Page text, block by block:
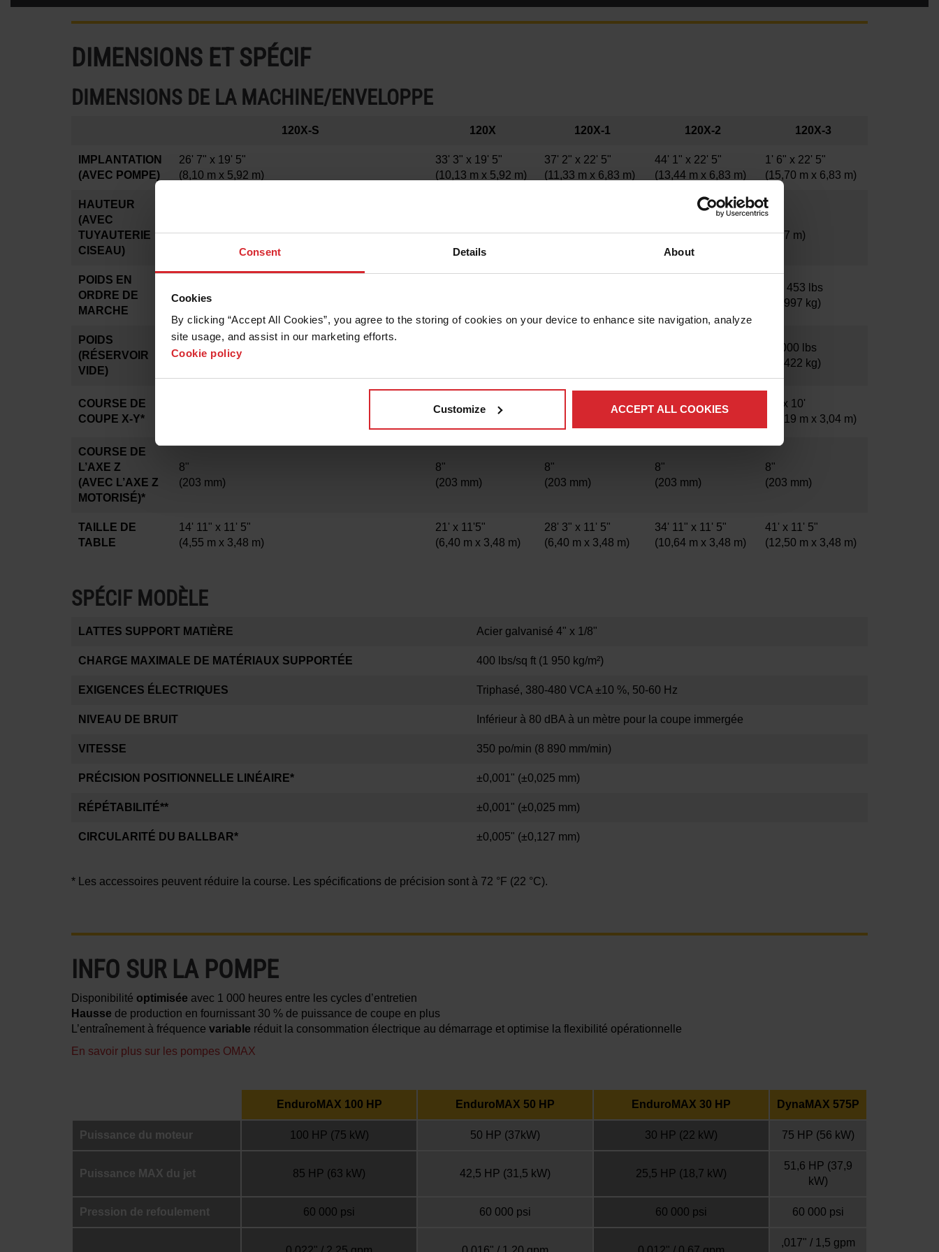
Consent Details About
Cookies
By clicking “Accept All Cookies”, you agree to the storing of cookies on your device to enhance site navigation, analyze
site usage, and assist in our marketing efforts.
Cookie policy
Customize ACCEPT ALL COOKIES
DIMENSIONS ET SPÉCIF
DIMENSIONS DE LA MACHINE/ENVELOPPE
120X-S 120X 120X-1 120X-2 120X-3
IMPLANTATION
(AVEC POMPE)
26' 7" x 19' 5"
(8,10 m x 5,92 m)
33' 3" x 19' 5"
(10,13 m x 5,92 m)
37' 2" x 22' 5"
(11,33 m x 6,83 m)
44' 1" x 22' 5"
(13,44 m x 6,83 m)
1' 6" x 22' 5"
(15,70 m x 6,83 m)
HAUTEUR
(AVEC
TUYAUTERIE
CISEAU)
(4,27 m)
(4,27 m)
(4,27 m)
(4,27 m)
14'
(4,27 m)
POIDS EN
ORDRE DE
MARCHE
(26 744 kg)
123 453 lbs
(55 997 kg)
POIDS
(RÉSERVOIR
VIDE)
22 000 lbs
(9 979 kg)
34 000 lbs
(15 422 kg)
COURSE DE
COUPE X-Y*
20' x 10'
33' 4" x 10'
40' x 10'
(12,19 m x 3,04 m)
COURSE DE
L’AXE Z
(AVEC L’AXE Z
MOTORISÉ)*
8"
(203 mm)
8"
(203 mm)
8"
(203 mm)
8"
(203 mm)
8"
(203 mm)
TAILLE DE
TABLE
14' 11" x 11' 5"
(4,55 m x 3,48 m)
21' x 11'5"
(6,40 m x 3,48 m)
28' 3" x 11' 5"
(6,40 m x 3,48 m)
34' 11" x 11' 5"
(10,64 m x 3,48 m)
41' x 11' 5"
(12,50 m x 3,48 m)
SPÉCIF MODÈLE
LATTES SUPPORT MATIÈRE Acier galvanisé 4" x 1/8"
CHARGE MAXIMALE DE MATÉRIAUX SUPPORTÉE 400 lbs/sq ft (1 950 kg/m²)
EXIGENCES ÉLECTRIQUES Triphasé, 380-480 VCA ±10 %, 50-60 Hz
NIVEAU DE BRUIT Inférieur à 80 dBA à un mètre pour la coupe immergée
VITESSE 350 po/min (8 890 mm/min)
PRÉCISION POSITIONNELLE LINÉAIRE* ±0,001" (±0,025 mm)
RÉPÉTABILITÉ** ±0,001" (±0,025 mm)
CIRCULARITÉ DU BALLBAR* ±0,005" (±0,127 mm)
* Les accessoires peuvent réduire la course. Les spécifications de précision sont à 72 °F (22 °C).
INFO SUR LA POMPE
Disponibilité optimisée avec 1 000 heures entre les cycles d’entretien
Hausse de production en fournissant 30 % de puissance de coupe en plus
L’entraînement à fréquence variable réduit la consommation électrique au démarrage et optimise la flexibilité opérationnelle
En savoir plus sur les pompes OMAX
EnduroMAX 100 HP EnduroMAX 50 HP EnduroMAX 30 HP DynaMAX 575P
Puissance du moteur 100 HP (75 kW) 50 HP (37kW) 30 HP (22 kW) 75 HP (56 kW)
Puissance MAX du jet 85 HP (63 kW) 42,5 HP (31,5 kW) 25,5 HP (18,7 kW)
51,6 HP (37,9
kW)
Pression de refoulement 60 000 psi 60 000 psi 60 000 psi 60 000 psi
,017" / 1,5 gpm